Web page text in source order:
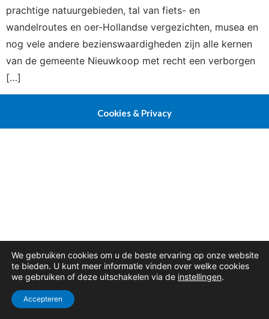
prachtige natuurgebieden, tal van fiets- en
wandelroutes en oer-Hollandse vergezichten, musea en
nog vele andere bezienswaardigheden zijn alle kernen
van de gemeente Nieuwkoop met recht een verborgen
[…]
Cookies & Privacy
We gebruiken cookies om u de beste ervaring op onze website
te bieden. U kunt meer informatie vinden over welke cookies
we gebruiken of deze uitschakelen via de instellingen.
Accepteren